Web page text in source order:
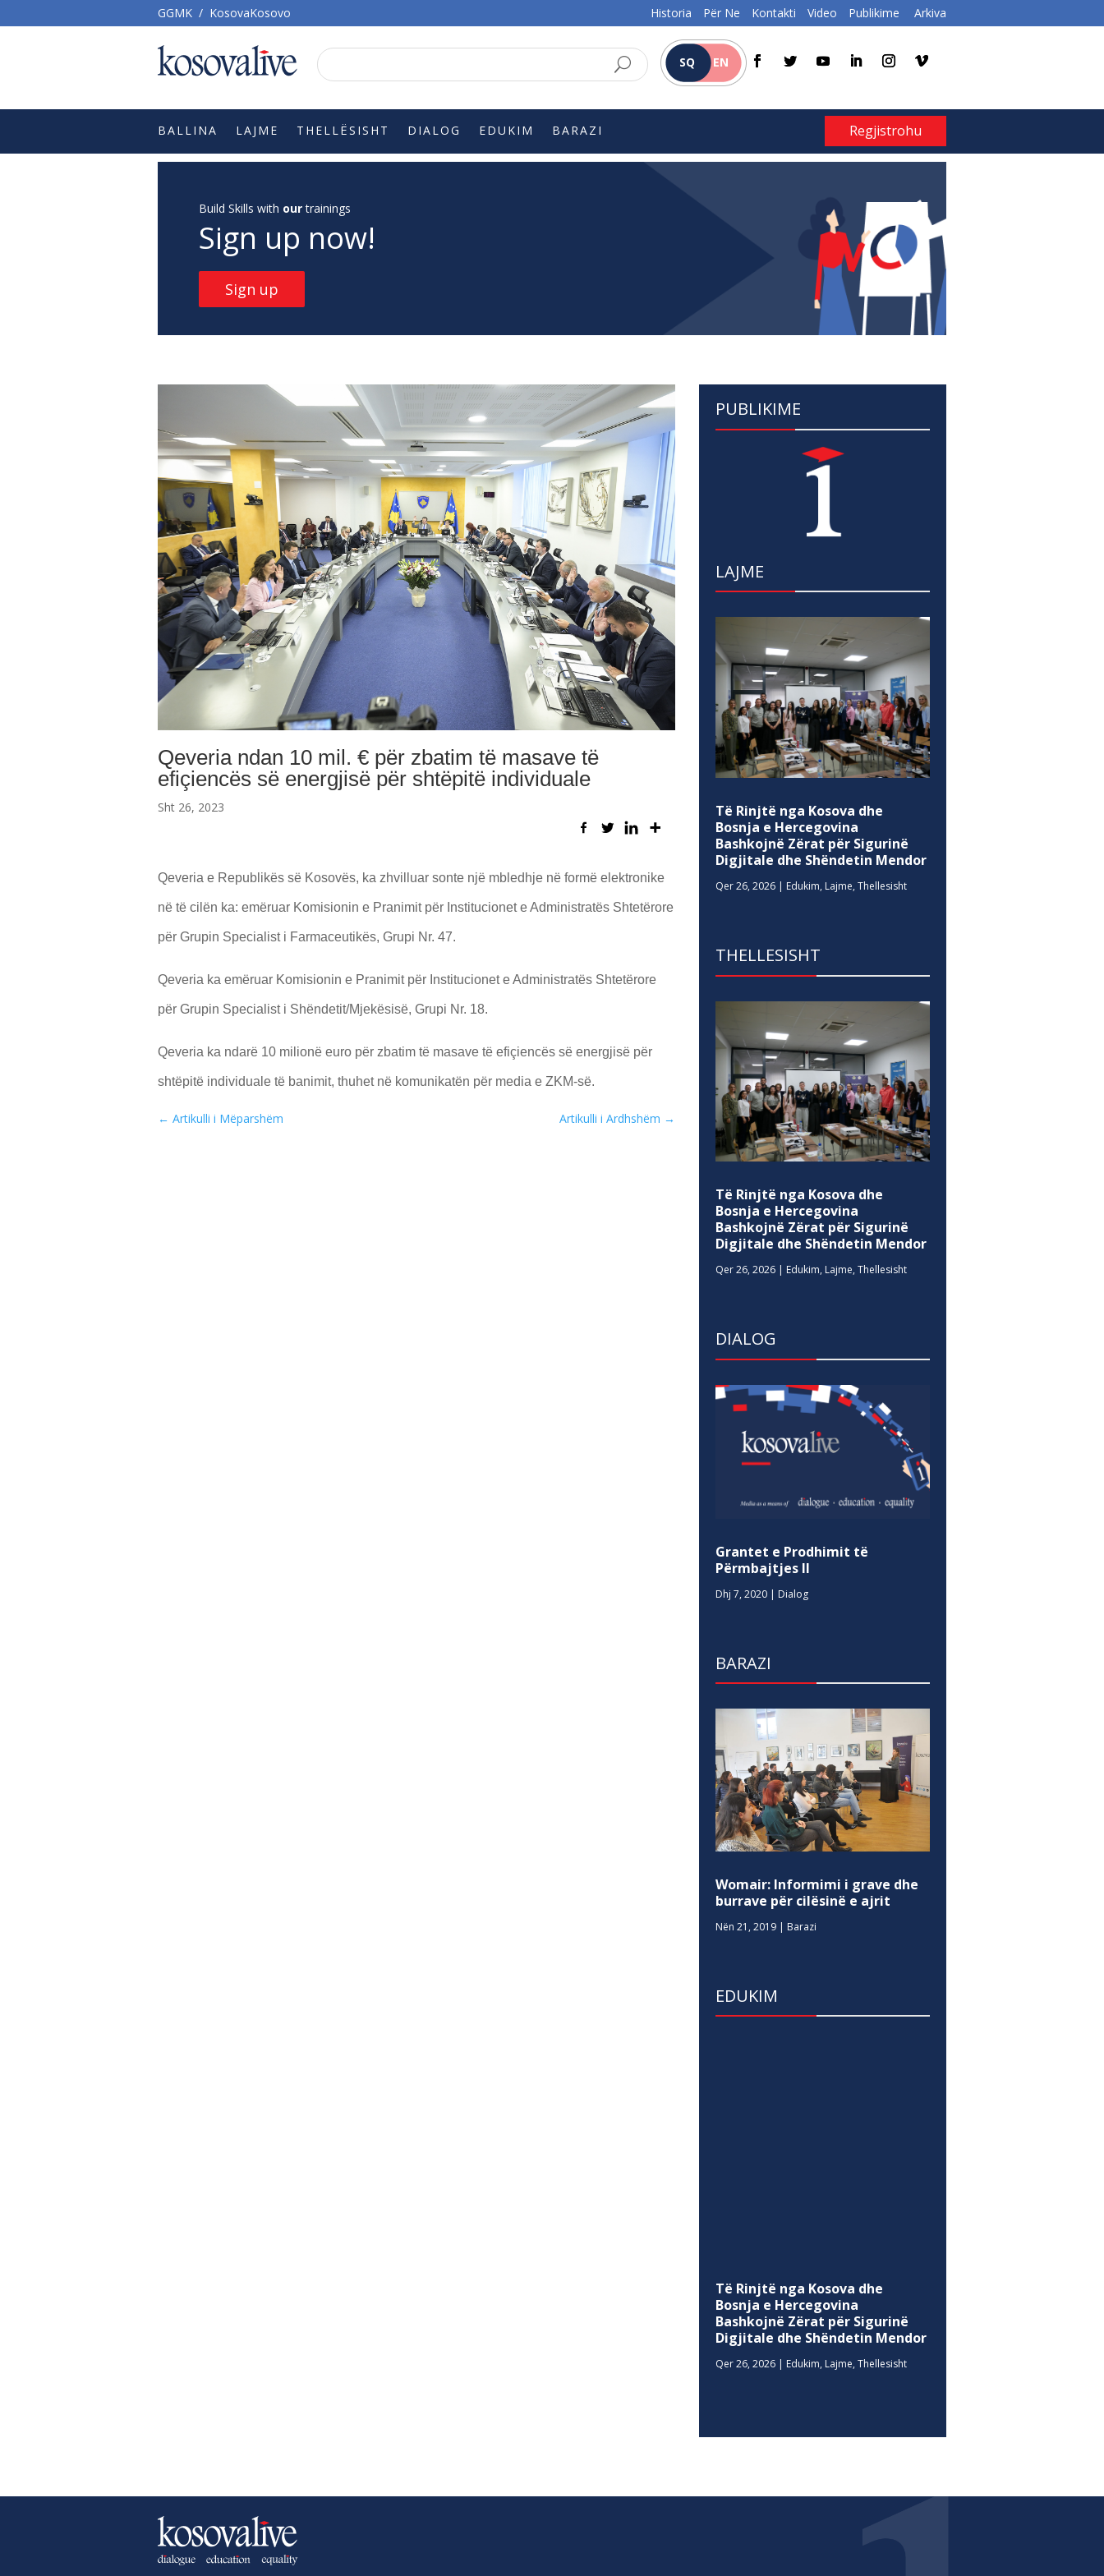
GGMK / KosovaKosovo Historia Për Ne Kontakti Video Publikime Arkiva
SQ EN
BALLINA LAJME THELLËSISHT DIALOG EDUKIM BARAZI Regjistrohu
Build Skills with ourtrainings
Sign up now!
Sign up
Qeveria ndan 10 mil. € për zbatim të masave të
efiçiencës së energjisë për shtëpitë individuale
Sht 26, 2023
Qeveria e Republikës së Kosovës, ka zhvilluar sonte një mbledhje në formë elektronike
në të cilën ka: emëruar Komisionin e Pranimit për Institucionet e Administratës Shtetërore
për Grupin Specialist i Farmaceutikës, Grupi Nr. 47.
Qeveria ka emëruar Komisionin e Pranimit për Institucionet e Administratës Shtetërore
për Grupin Specialist i Shëndetit/Mjekësisë, Grupi Nr. 18.
Qeveria ka ndarë 10 milionë euro për zbatim të masave të efiçiencës së energjisë për
shtëpitë individuale të banimit, thuhet në komunikatën për media e ZKM-së.
← Artikulli i Mëparshëm Artikulli i Ardhshëm →
PUBLIKIME
LAJME
Të Rinjtë nga Kosova dhe
Bosnja e Hercegovina
Bashkojnë Zërat për Sigurinë
Digjitale dhe Shëndetin Mendor
Qer 26, 2026 | Edukim, Lajme,Thellesisht
THELLESISHT
Të Rinjtë nga Kosova dhe
Bosnja e Hercegovina
Bashkojnë Zërat për Sigurinë
Digjitale dhe Shëndetin Mendor
Qer 26, 2026 | Edukim, Lajme,Thellesisht
DIALOG
Grantet e Prodhimit të
Përmbajtjes II
Dhj 7, 2020 | Dialog
BARAZI
Womair: Informimi i grave dhe
burrave për cilësinë e ajrit
Nën 21, 2019 | Barazi
EDUKIM
Digjitale dhe Shëndetin Mendor
Qer 26, 2026|Edukim,Lajme,
NEWSLETTER